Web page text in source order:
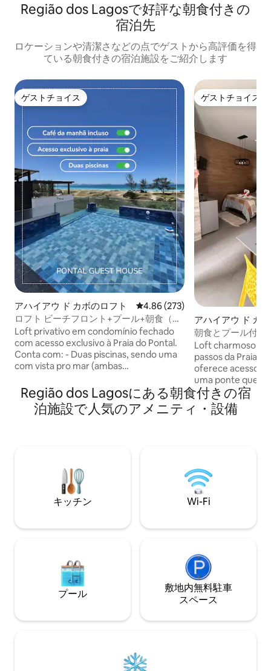
Região dos Lagosで好評な朝食付きの
宿泊先
ロケーションや清潔さなどの点でゲストから高評価を得
ている朝食付きの宿泊施設をご紹介します
ゲストチョイス
ゲストチョイス
アハイアウ ド カボのロフト レビュー273件、5つ星中4.86つ
4.86 (273)
ロフト ビーチフロント+プール+朝食（エ
ステーラ）
Loft privativo em condomínio fechado
com acesso exclusivo à Praia do Pontal.
Conta com: - Duas piscinas, sendo uma
com vista pro mar (ambas
incluso, servido na porta do Loft - Ar
condicionado - Cozinha privativa com
fogão de indução, airfryer, frigobar,
Portão eletrônico - A apenas 2 km da
Prainha e 3 km do centro
ゲストチョイス
ゲストチョイス
アハイアウ ド カ
ン・アパート
朝食とプール付き
Loft charmoso pé
passos da Praia
oferece acesso
uma ponte que
nascer do sol é
nas noites de lua
forma
experiência
Região dos Lagosにある朝食付きの宿
泊施設で人気のアメニティ・設備
キッチン Wi-Fi
プール
敷地内無料駐⁠車
ス⁠ペ⁠ー⁠ス